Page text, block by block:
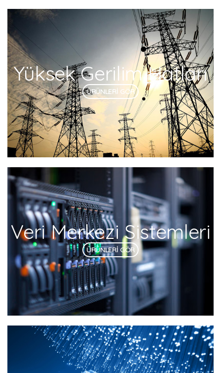
Yüksek Gerilim Hatları
ÜRÜNLERİ GÖR
Veri Merkezi Sistemleri
ÜRÜNLERİ GÖR